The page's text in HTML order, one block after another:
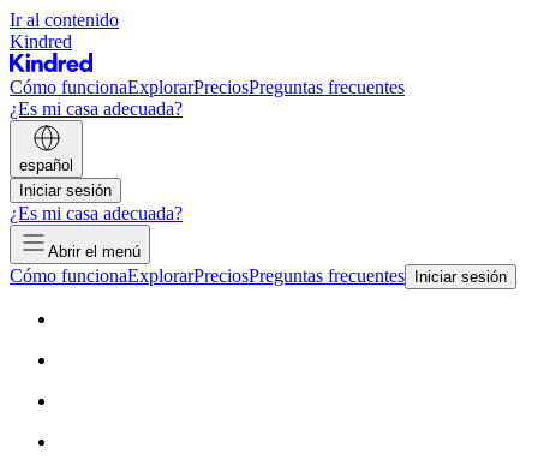
Ir al contenido
Kindred
Cómo funcionaExplorarPreciosPreguntas frecuentes
¿Es mi casa adecuada?
español
Iniciar sesión
¿Es mi casa adecuada?
Abrir el menú
Cómo funcionaExplorarPreciosPreguntas frecuentes Iniciar sesión